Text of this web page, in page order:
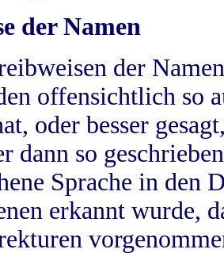
der Namen
der
offensichtlich so
oder besser
dann so
Sprache in
erkannt wurde,